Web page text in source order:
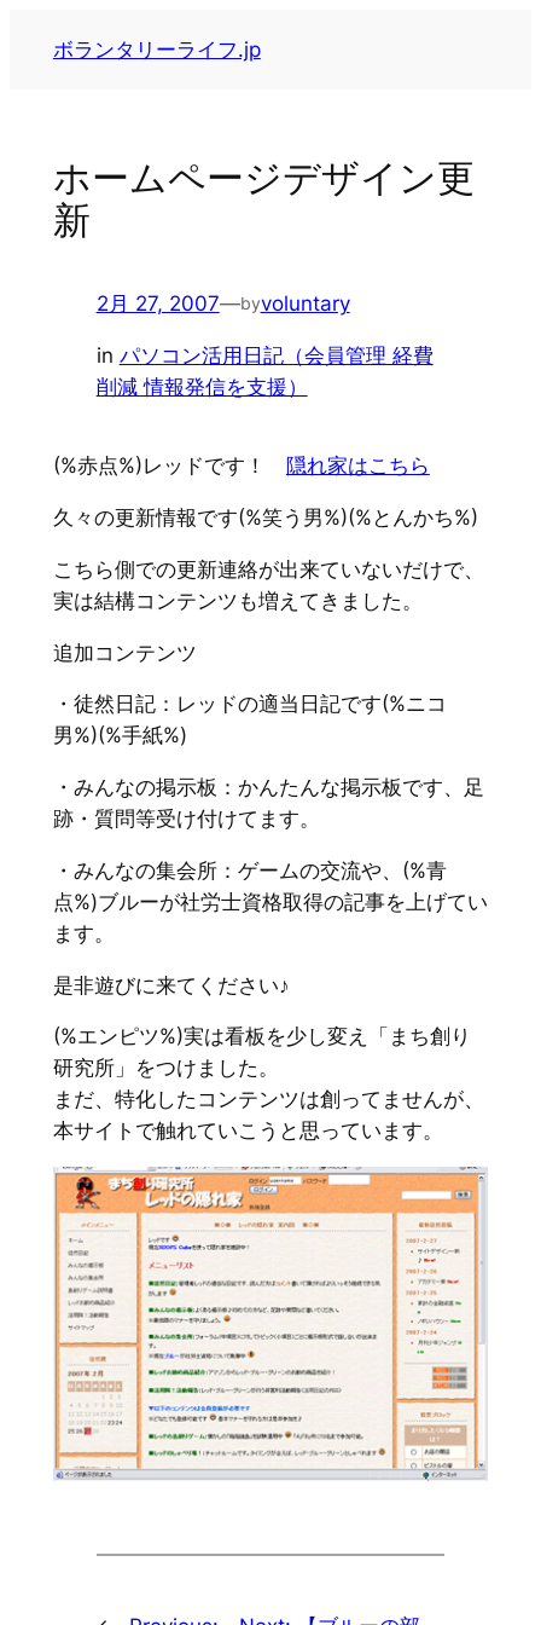
ボランタリーライフ.jp
ホームページデザイン更
新
2月 27, 2007—byvoluntary
in パソコン活用日記（会員管理 経費
削減 情報発信を支援）
(%赤点%)レッドです！ 隠れ家はこちら
久々の更新情報です(%笑う男%)(%とんかち%)
こちら側での更新連絡が出来ていないだけで、
実は結構コンテンツも増えてきました。
追加コンテンツ
・徒然日記：レッドの適当日記です(%ニコ
男%)(%手紙%)
・みんなの掲示板：かんたんな掲示板です、足
跡・質問等受け付けてます。
・みんなの集会所：ゲームの交流や、(%青
点%)ブルーが社労士資格取得の記事を上げてい
ます。
是非遊びに来てください♪
(%エンピツ%)実は看板を少し変え「まち創り
研究所」をつけました。
まだ、特化したコンテンツは創ってませんが、
本サイトで触れていこうと思っています。